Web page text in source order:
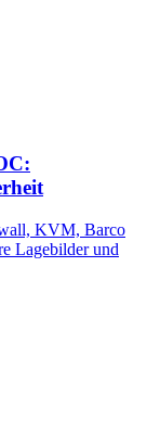
KVM, Barco
Lagebilder und